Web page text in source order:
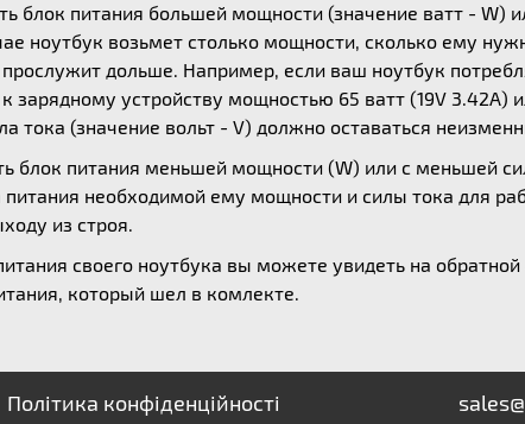
блок питания большей мощности (значение ватт - W)
ноутбук возьмет столько мощности, сколько ему
прослужит дольше. Например, если ваш ноутбук
зарядному устройству мощностью 65 ватт (19V 3.42A)
тока (значение вольт - V) должно оставаться
блок питания меньшей мощности (W) или с меньшей
питания необходимой ему мощности и силы тока для
из строя.
своего ноутбука вы можете увидеть на
который шел в комлекте.
Політика конфіденційності